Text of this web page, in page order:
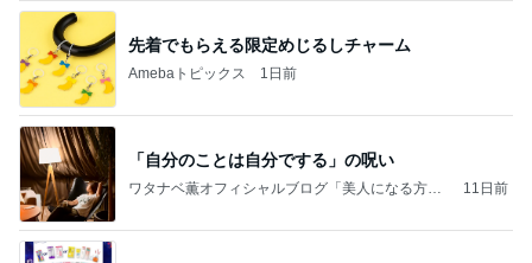
先着でもらえる限定めじるしチャーム
Amebaトピックス 1日前
「自分のことは自分でする」の呪い
ワタナベ薫オフィシャルブログ「美人になる方
11日前